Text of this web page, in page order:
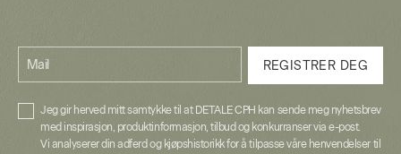
Mail REGISTRER DEG
Jeg gir herved mitt samtykke til at DETALE CPH kan sende meg nyhetsbrev
med inspirasjon, produktinformasjon, tilbud og konkurranser via e-post.
Vi analyserer din adferd og kjøpshistorikk for å tilpasse våre henvendelser til